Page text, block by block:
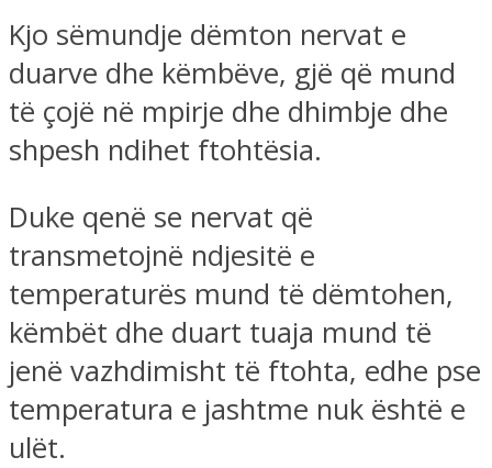
Kjo sëmundje dëmton nervat e
duarve dhe këmbëve, gjë që mund
të çojë në mpirje dhe dhimbje dhe
shpesh ndihet ftohtësia.
Duke qenë se nervat që
transmetojnë ndjesitë e
temperaturës mund të dëmtohen,
këmbët dhe duart tuaja mund të
jenë vazhdimisht të ftohta, edhe pse
temperatura e jashtme nuk është e
ulët.